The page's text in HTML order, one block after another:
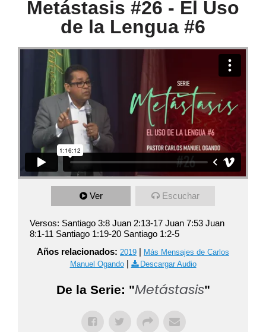
Metástasis #26 - El Uso
de la Lengua #6
Ver Escuchar
Versos: Santiago 3:8 Juan 2:13-17 Juan 7:53 Juan
8:1-11 Santiago 1:19-20 Santiago 1:2-5
Años relacionados: 2019 | Más Mensajes de Carlos
Manuel Ogando| Descargar Audio
De la Serie: "Metástasis"